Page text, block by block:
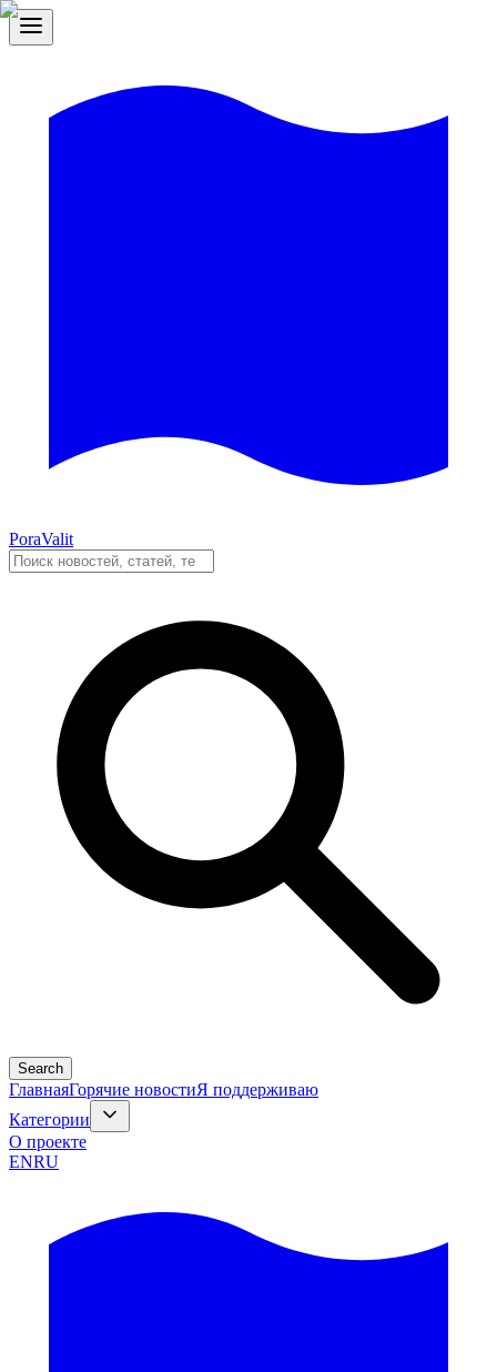
PoraValit
Search
ГлавнаяГорячие новостиЯ поддерживаю
Категории
О проекте
ENRU